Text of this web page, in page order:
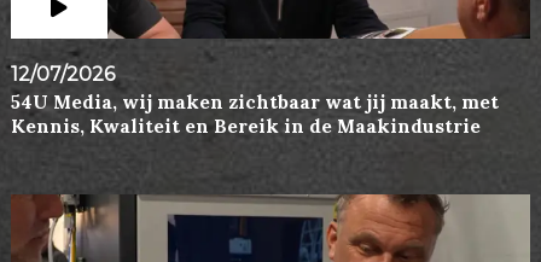
12/07/2026
54U Media, wij maken zichtbaar wat jij maakt, met
Kennis, Kwaliteit en Bereik in de Maakindustrie